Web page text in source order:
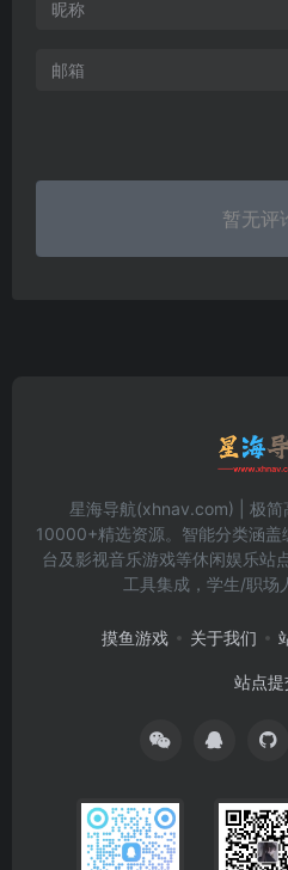
暂无评
星海导航(xhnav.com) | 极简
10000+精选资源。智能分类涵
台及影视音乐游戏等休闲娱乐站
工具集成，学生/职场
摸鱼游戏 关于我们
站点提